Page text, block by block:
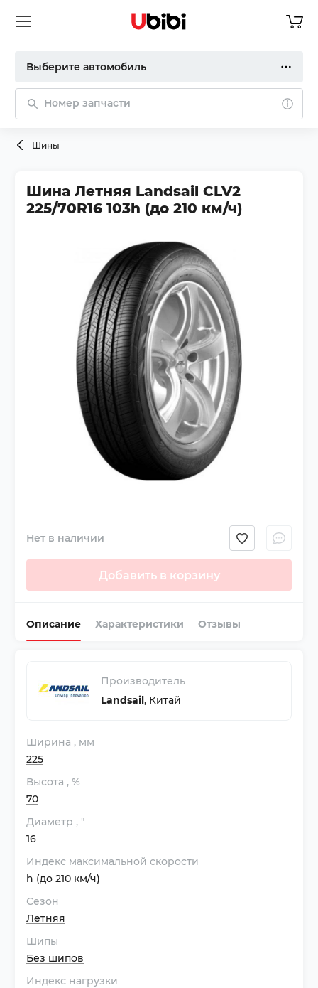
Выберите автомобиль
Номер запчасти
Шины
Шина Летняя Landsail CLV2
225/70R16 103h (до 210 км/ч)
Нет в наличии
Добавить в корзину
Описание Характеристики Отзывы
Производитель
Landsail, Китай
Ширина , мм
225
Высота , %
70
Диаметр , "
16
Индекс максимальной скорости
h (до 210 км/ч)
Сезон
Летняя
Шипы
Без шипов
Индекс нагрузки